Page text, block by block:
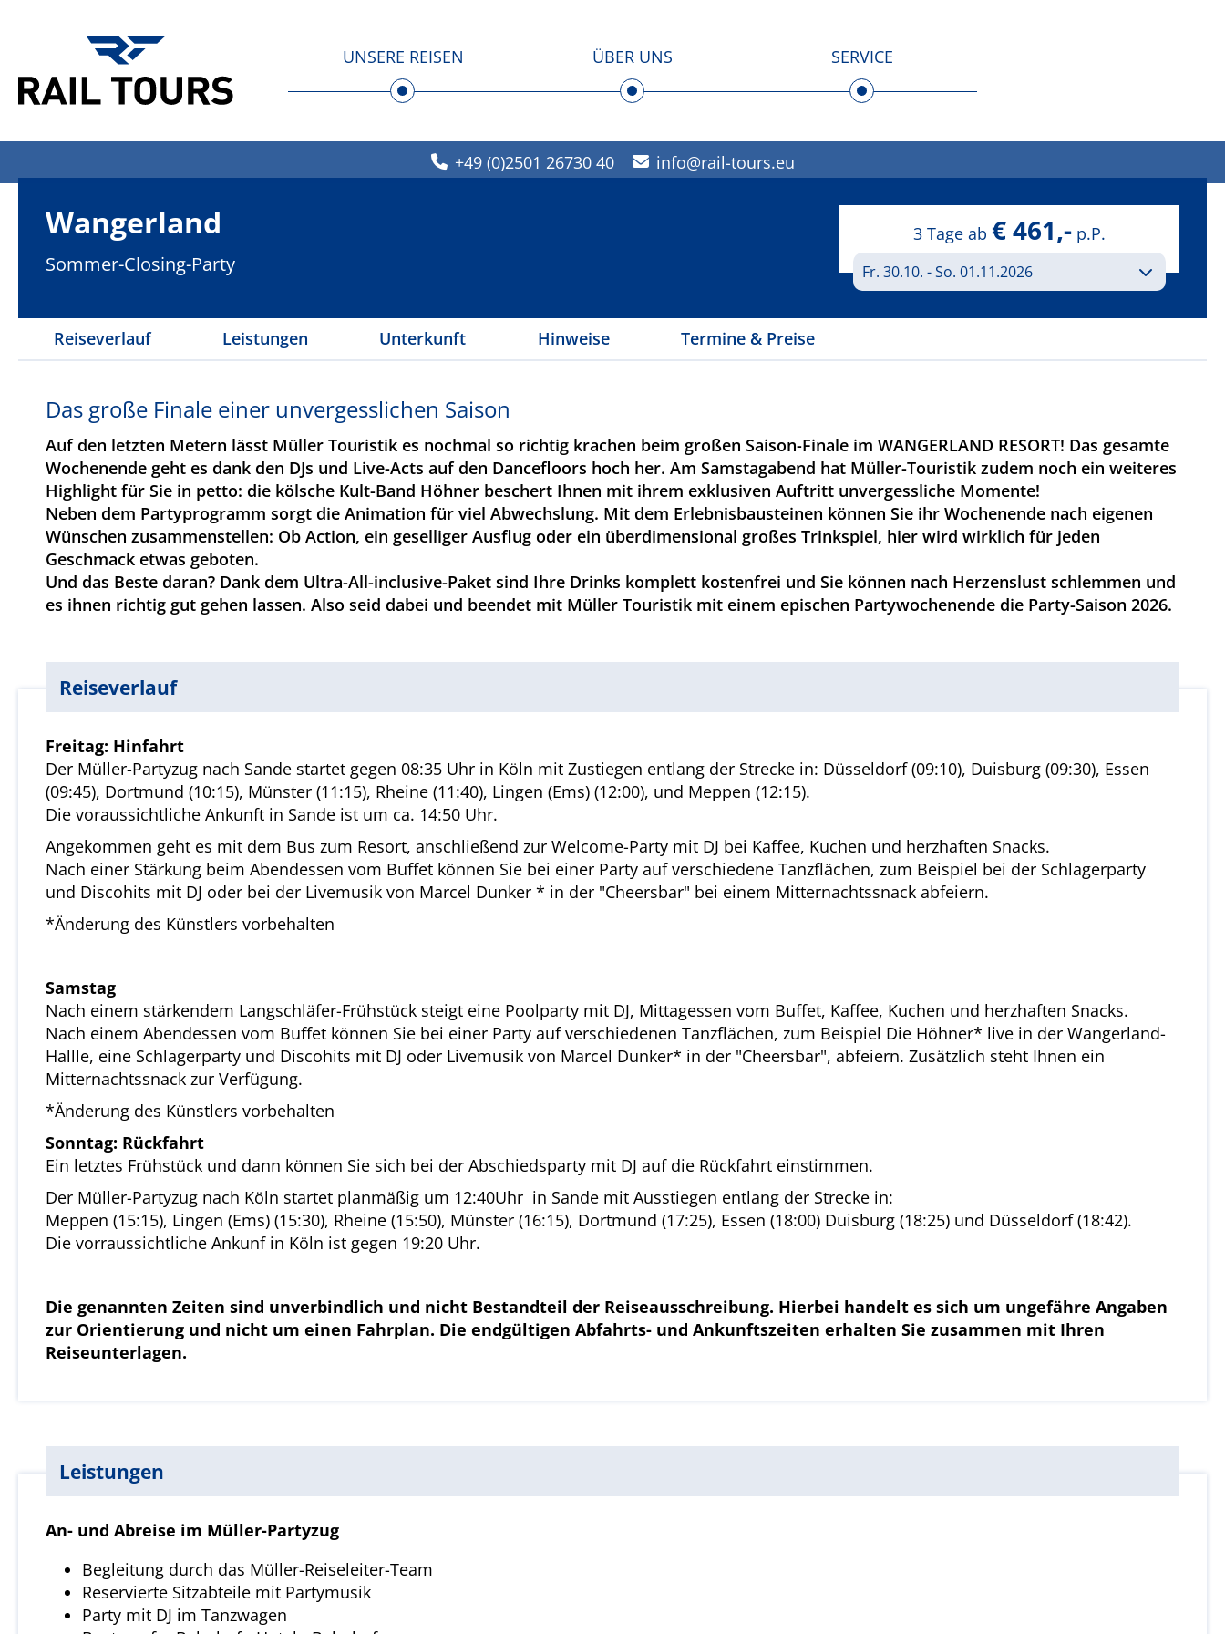
UNSERE REISEN ÜBER UNS SERVICE
+49 (0)2501 26730 40 info rail-tours.eu
Wangerland
Sommer-Closing-Party
3 Tage ab € 461,-p.P.
Reiseverlauf Leistungen Unterkunft Hinweise Termine & Preise
Das große Finale einer unvergesslichen Saison
Auf den letzten Metern lässt Müller Touristik es nochmal so richtig krachen beim großen Saison-Finale im WANGERLAND RESORT! Das gesamte
Wochenende geht es dank den DJs und Live-Acts auf den Dancefloors hoch her. Am Samstagabend hat Müller-Touristik zudem noch ein weiteres
Highlight für Sie in petto: die kölsche Kult-Band Höhner beschert Ihnen mit ihrem exklusiven Auftritt unvergessliche Momente!
Neben dem Partyprogramm sorgt die Animation für viel Abwechslung. Mit dem Erlebnisbausteinen können Sie ihr Wochenende nach eigenen
Wünschen zusammenstellen: Ob Action, ein geselliger Ausflug oder ein überdimensional großes Trinkspiel, hier wird wirklich für jeden
Geschmack etwas geboten.
Und das Beste daran? Dank dem Ultra-All-inclusive-Paket sind Ihre Drinks komplett kostenfrei und Sie können nach Herzenslust schlemmen und
es ihnen richtig gut gehen lassen. Also seid dabei und beendet mit Müller Touristik mit einem epischen Partywochenende die Party-Saison 2026.
Reiseverlauf
Freitag: Hinfahrt
Der Müller-Partyzug nach Sande startet gegen 08:35 Uhr in Köln mit Zustiegen entlang der Strecke in: Düsseldorf (09:10), Duisburg (09:30), Essen
(09:45), Dortmund (10:15), Münster (11:15), Rheine (11:40), Lingen (Ems) (12:00), und Meppen (12:15).
Die voraussichtliche Ankunft in Sande ist um ca. 14:50 Uhr.
Angekommen geht es mit dem Bus zum Resort, anschließend zur Welcome-Party mit DJ bei Kaffee, Kuchen und herzhaften Snacks.
Nach einer Stärkung beim Abendessen vom Buffet können Sie bei einer Party auf verschiedene Tanzflächen, zum Beispiel bei der Schlagerparty
und Discohits mit DJ oder bei der Livemusik von Marcel Dunker * in der "Cheersbar" bei einem Mitternachtssnack abfeiern.
*Änderung des Künstlers vorbehalten
Samstag
Nach einem stärkendem Langschläfer-Frühstück steigt eine Poolparty mit DJ, Mittagessen vom Buffet, Kaffee, Kuchen und herzhaften Snacks.
Nach einem Abendessen vom Buffet können Sie bei einer Party auf verschiedenen Tanzflächen, zum Beispiel Die Höhner* live in der Wangerland-
Hallle, eine Schlagerparty und Discohits mit DJ oder Livemusik von Marcel Dunker* in der "Cheersbar", abfeiern. Zusätzlich steht Ihnen ein
Mitternachtssnack zur Verfügung.
*Änderung des Künstlers vorbehalten
Sonntag: Rückfahrt
Ein letztes Frühstück und dann können Sie sich bei der Abschiedsparty mit DJ auf die Rückfahrt einstimmen.
Der Müller-Partyzug nach Köln startet planmäßig um 12:40Uhr in Sande mit Ausstiegen entlang der Strecke in:
Meppen (15:15), Lingen (Ems) (15:30), Rheine (15:50), Münster (16:15), Dortmund (17:25), Essen (18:00) Duisburg (18:25) und Düsseldorf (18:42).
Die vorraussichtliche Ankunf in Köln ist gegen 19:20 Uhr.
Die genannten Zeiten sind unverbindlich und nicht Bestandteil der Reiseausschreibung. Hierbei handelt es sich um ungefähre Angaben
zur Orientierung und nicht um einen Fahrplan. Die endgültigen Abfahrts- und Ankunftszeiten erhalten Sie zusammen mit Ihren
Reiseunterlagen.
Leistungen
An- und Abreise im Müller-Partyzug
Begleitung durch das Müller-Reiseleiter-Team
Reservierte Sitzabteile mit Partymusik
Party mit DJ im Tanzwagen